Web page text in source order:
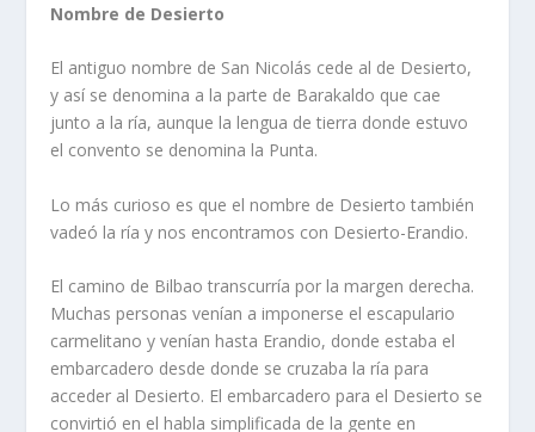
Nombre de Desierto
El antiguo nombre de San Nicolás cede al de Desierto,
y así­ se denomina a la parte de Barakaldo que cae
junto a la rí­a, aunque la lengua de tierra donde estuvo
el convento se denomina la Punta.
Lo más curioso es que el nombre de Desierto también
vadeó la rí­a y nos encontramos con Desier­to-Erandio.
El camino de Bilbao transcurrí­a por la margen derecha.
Muchas personas vení­an a imponerse el escapulario
carmelitano y vení­an hasta Erandio, donde estaba el
embarcadero desde donde se cru­zaba la rí­a para
acceder al Desierto. El embarcadero para el Desierto se
convirtió en el habla simplificada de la gente en